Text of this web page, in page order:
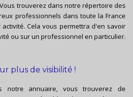
trouverez dans notre répertoire des
professionnels dans toute la France
Cela vous permettra d'en savoir
ou sur un professionnel en particulier.
plus de visibilité !
notre annuaire, vous trouverez de